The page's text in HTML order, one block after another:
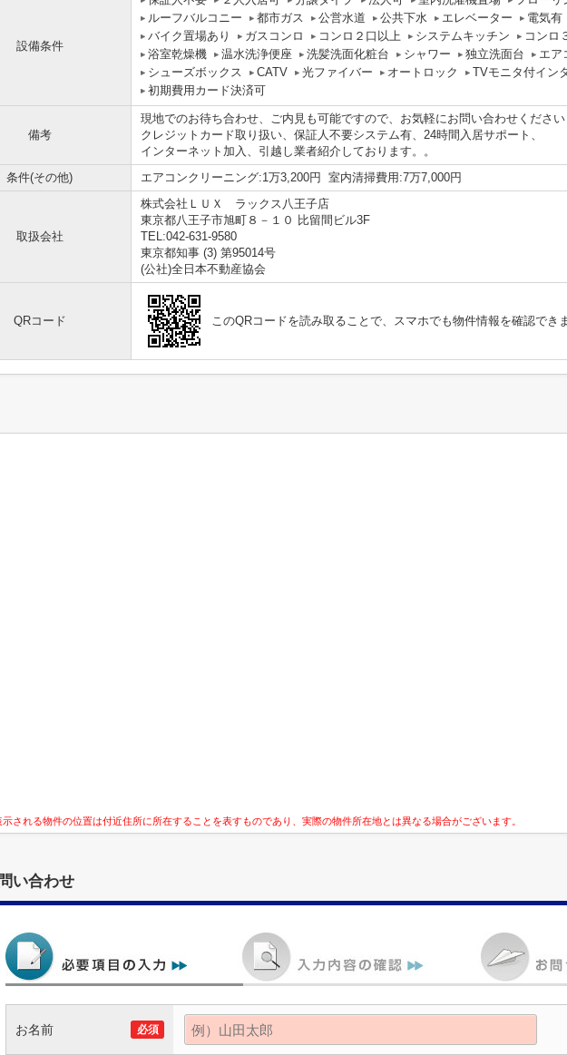
設備条件
ルーフバルコニー
都市ガス 公営水道 公共下水 エレベーター
電気有
バイク置場あり
ガスコンロ コンロ２口以上 システムキッチン
コンロ
浴室乾燥機
温水洗浄便座 洗髪洗面化粧台 シャワー 独立洗面台
エア
シューズボックス
CATV 光ファイバー オートロック
TVモニタ付イン
初期費用カード決済可
備考
現地でのお待ち合わせ、ご内見も可能ですので、お気軽にお問い合わせくださ
クレジットカード取り扱い、保証人不要システム有、24時間入居サポート、
インターネット加入、引越し業者紹介しております。。
条件(その他)
エアコンクリーニング:1万3,200円 室内清掃費用:7万7,000円
取扱会社
株式会社ＬＵＸ ラックス八王子店
東京都八王子市旭町８－１０ 比留間ビル3F
TEL:042-631-9580
東京都知事 (3) 第95014号
(公社)全日本不動産協会
QRコード このQRコードを読み取ることで、スマホでも物件情報を確認でき
される物件の位置は付近住所に所在することを表すものであり、実際の物件所在地とは異なる場合がございます。
い合わせ
お名前 必須